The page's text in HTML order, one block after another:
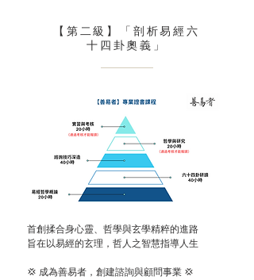
【第二級】「剖析易經六
十四卦奧義」
首創揉合身心靈、哲學與玄學精粹的進路
旨在以易經的玄理，哲人之智慧指導人生
💢 成為善易者，創建諮詢與顧問事業 💢